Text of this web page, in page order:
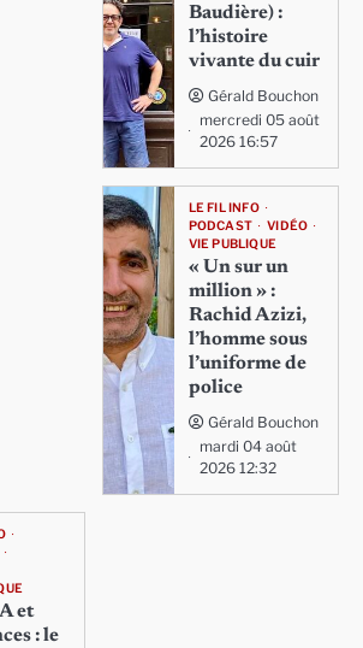
Baudière) :
l’histoire
vivante du cuir
Gérald Bouchon
mercredi 05 août
2026 16:57
LE FIL INFO
PODCAST
VIDÉO
VIE PUBLIQUE
« Un sur un
million » :
Rachid Azizi,
l’homme sous
l’uniforme de
police
Gérald Bouchon
mardi 04 août
2026 12:32
et
: le